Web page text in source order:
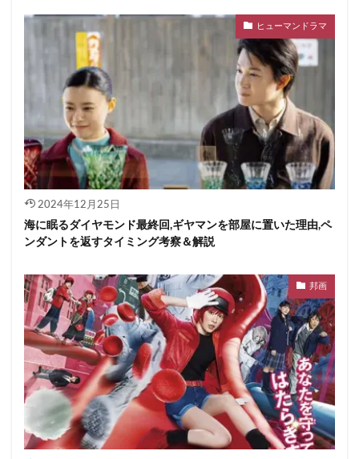
ヒューマンドラマ
2024年12月25日
海に眠るダイヤモンド最終回,ギヤマンを部屋に置いた理由,ペ
ンダントを返すタイミング考察＆解説
邦画